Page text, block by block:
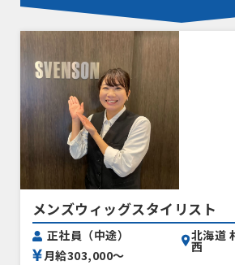
メンズウィッグスタイリスト
正社員（中途）
月給303,000〜
北海道
西